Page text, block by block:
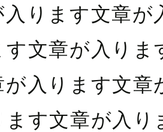
入ります文章が
す文章が入り
が入ります文章
ます文章が入り